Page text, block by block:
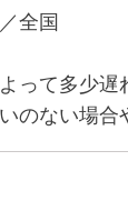
全国
って多少遅
のない場合